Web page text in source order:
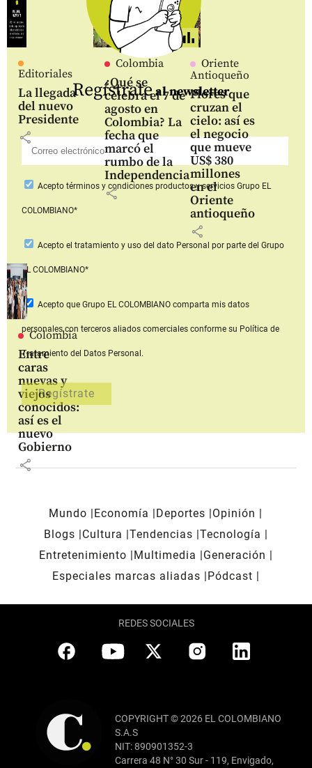
Editoriales
La llegada
del nuevo
Presidente
share
Colombia
¿Qué se
celebra el 7 de
agosto en
Colombia? La
fecha que
marcó el
rumbo de la
Independencia
share
Oriente
Antioqueño
Flores que
cruzan el
cielo: así es
el negocio
que mueve
US$ 380
millones
en el
Oriente
antioqueño
share
Colombia
Entre
caras
nuevas y
viejos
conocidos:
así es el
nuevo
Gobierno
share
Regístrateal newsletter
Aceptotérminos y condiciones productos y serviciosGrupo EL
COLOMBIANO*
Acepto el tratamiento y uso del dato Personal por parte del Grupo
EL COLOMBIANO*
Acepto que Grupo EL COLOMBIANOcomparta mis datos
personales con terceros aliados comerciales conforme su Política de
Tratamiento del Datos Personal.
Mundo Economía Deportes
Opinión
Blogs
Cultura Tendencias Tecnología
Entretenimiento
Multimedia
Generación
Especiales marcas aliadas
Pódcast
REDES SOCIALES
COPYRIGHT © 2026 EL COLOMBIANO
S.A.S
NIT: 890901352-3
Carrera 48 N° 30 Sur - 119, Envigado,